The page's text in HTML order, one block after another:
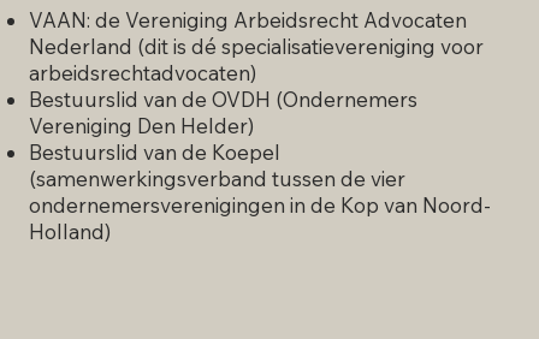
VAAN: de Vereniging Arbeidsrecht Advocaten
Nederland (dit is dé specialisatievereniging voor
arbeidsrechtadvocaten)
Bestuurslid van de OVDH (Ondernemers
Vereniging Den Helder)
Bestuurslid van de Koepel
(samenwerkingsverband tussen de vier
ondernemersverenigingen in de Kop van Noord-
Holland)